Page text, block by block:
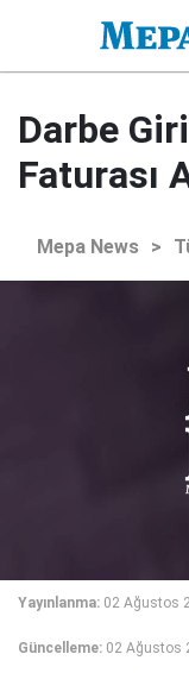
Darbe
Faturası
Mepa News >
Yayınlanma: 02 Ağustos
Güncelleme: 02 Ağustos